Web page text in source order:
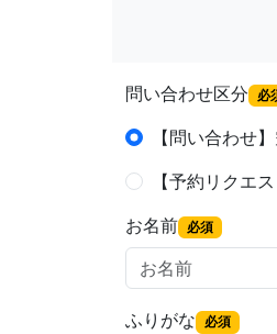
問い合わせ区分 必
【問い合わせ
【予約リクエ
お名前 必須
ふりがな 必須